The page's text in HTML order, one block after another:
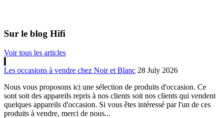
Sur le blog Hifi
Voir tous les articles
Les occasions à vendre chez Noir et Blanc 28 July 2026
Nous vous proposons ici une sélection de produits d'occasion. Ce
sont soit des appareils repris à nos clients soit nos clients qui vendent
quelques appareils d'occasion. Si vous êtes intéressé par l'un de ces
produits à vendre, merci de nous...